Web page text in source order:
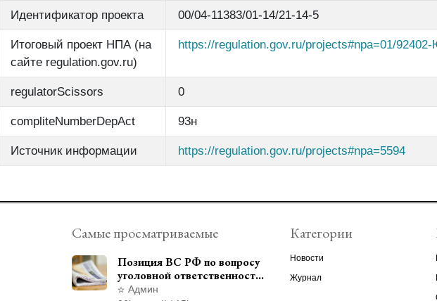
Идентификатор проекта 00/04-11383/01-14/21-14-5
Итоговый проект НПА (на
сайте regulation.gov.ru)
https://regulation.gov.ru/projects#npa=01/
regulatorScissors 0
compliteNumberDepAct 93н
Источник информации https://regulation.gov.ru/projects#npa=5594
Самые просматриваемые
Позиция ВС РФ по вопросу
уголовной ответственности
за участие в
Админ
Категории
Новости
Журнал